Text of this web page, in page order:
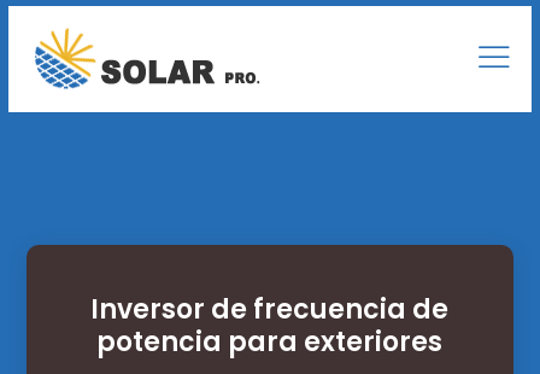
Inversor de frecuencia de
potencia para exteriores